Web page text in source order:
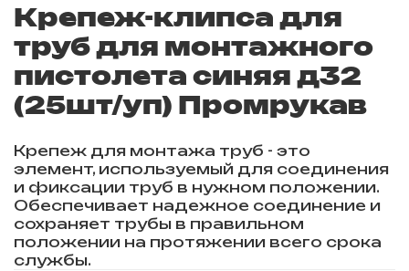
Крепеж-клипса для
труб для монтажного
пистолета синяя д32
(25шт/уп) Промрукав
Крепеж для монтажа труб - это
элемент, используемый для соединения
и фиксации труб в нужном положении.
Обеспечивает надежное соединение и
сохраняет трубы в правильном
положении на протяжении всего срока
службы.